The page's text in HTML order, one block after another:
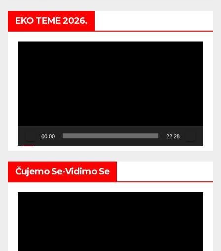
EKO TEME 2026.
00:00 22:28
Čujemo Se-Vidimo Se